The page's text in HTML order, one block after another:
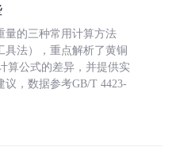
量的三种常用计算方法
具法），重点解析了黄铜
算公式的差异，并提供实
，数据参考GB/T 4423-